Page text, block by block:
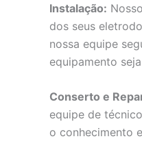
Instalação:
dos seus
nossa equipe
equipamento
Conserto e
equipe de
o conhecimento